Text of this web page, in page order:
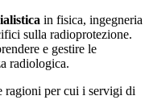
in fisica, ingegneria
sulla radioprotezione.
e gestire le
radiologica.
ragioni per cui i servigi di